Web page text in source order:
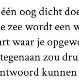
oog dicht
zee wordt een
waar je
zou